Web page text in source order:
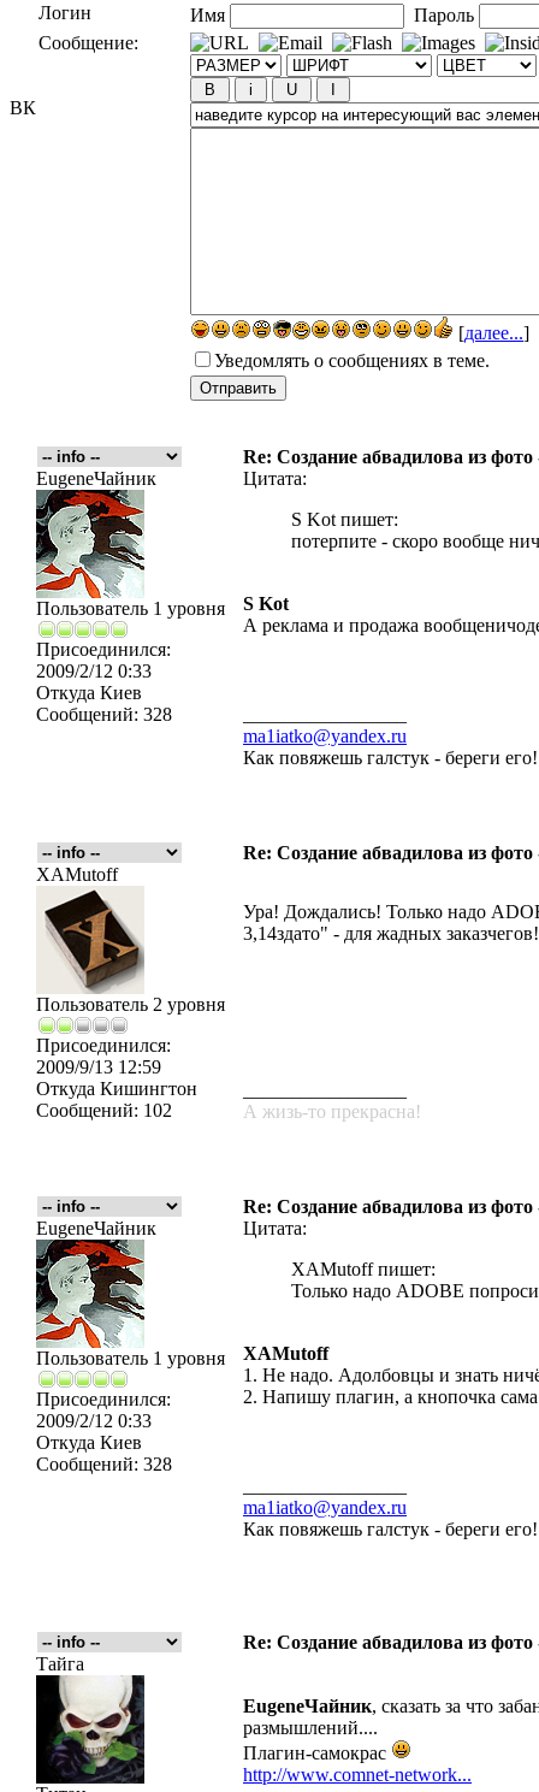
ВК
Re: Создание абвадилова из
EugeneЧайник
Пользователь 1 уровня
Присоединился:
2009/2/12 0:33
Откуда Киев
Сообщений: 328
Цитата:
S Kot пишет:
потерпите - скоро вообще
S Kot
А реклама и продажа
ma1iatko@yandex.ru
Как повяжешь галстук - береги
Re: Создание абвадилова из
XAMutoff
Пользователь 2 уровня
Присоединился:
2009/9/13 12:59
Откуда Кишингтон
Сообщений: 102
Ура! Дождались! Только надо
3,14здато" - для жадных заказчегов!
А жизь-то прекрасна!
Re: Создание абвадилова из
EugeneЧайник
Пользователь 1 уровня
Присоединился:
2009/2/12 0:33
Откуда Киев
Сообщений: 328
Цитата:
XAMutoff пишет:
Только надо ADOBE
XAMutoff
1. Не надо. Адолбовцы и знать
2. Напишу плагин, а кнопочка
ma1iatko@yandex.ru
Как повяжешь галстук - береги
Re: Создание абвадилова из
Тайга
EugeneЧайник, сказать за что
размышлений....
Плагин-самокрас
http://www.comnet-network...
Логин Имя
Пароль
Сообщение:
[далее...]
Уведомлять о сообщениях в теме.